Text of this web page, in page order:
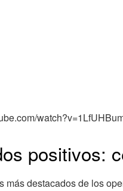
positivos:
más destacados de los